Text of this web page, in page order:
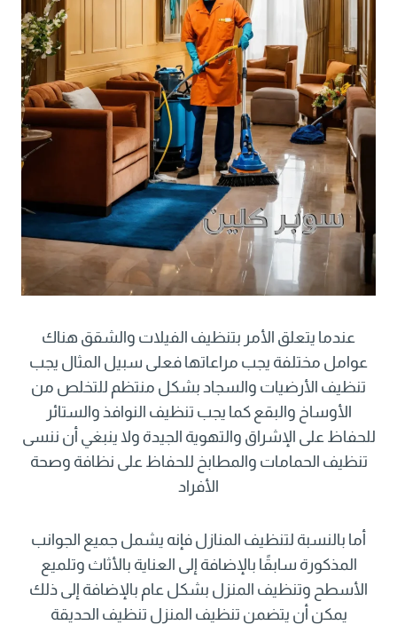
عندما يتعلق الأمر بتنظيف الفيلات والشقق هناك
عوامل مختلفة يجب مراعاتها فعلى سبيل المثال يجب
تنظيف الأرضيات والسجاد بشكل منتظم للتخلص من
الأوساخ والبقع كما يجب تنظيف النوافذ والستائر
للحفاظ على الإشراق والتهوية الجيدة ولا ينبغي أن ننسى
تنظيف الحمامات والمطابخ للحفاظ على نظافة وصحة
الأفراد
أما بالنسبة لتنظيف المنازل فإنه يشمل جميع الجوانب
المذكورة سابقًا بالإضافة إلى العناية بالأثاث وتلميع
الأسطح وتنظيف المنزل بشكل عام بالإضافة إلى ذلك
يمكن أن يتضمن تنظيف المنزل تنظيف الحديقة